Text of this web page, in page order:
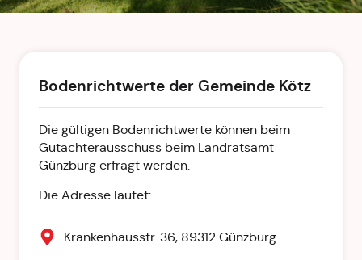
Bodenrichtwerte der Gemeinde Kötz
Die gültigen Bodenrichtwerte können beim
Gutachterausschuss beim Landratsamt
Günzburg erfragt werden.
Die Adresse lautet:
Krankenhausstr. 36, 89312 Günzburg